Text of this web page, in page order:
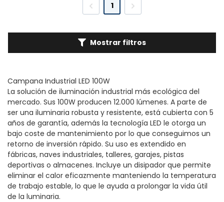
1
Mostrar filtros
Campana Industrial LED 100W
La solución de iluminación industrial más ecológica del
mercado. Sus 100W producen 12.000 lúmenes. A parte de
ser una iluminaria robusta y resistente, está cubierta con 5
años de garantía, además la tecnología LED le otorga un
bajo coste de mantenimiento por lo que conseguimos un
retorno de inversión rápido. Su uso es extendido en
fábricas, naves industriales, talleres, garajes, pistas
deportivas o almacenes. Incluye un disipador que permite
eliminar el calor eficazmente manteniendo la temperatura
de trabajo estable, lo que le ayuda a prolongar la vida útil
de la luminaria.